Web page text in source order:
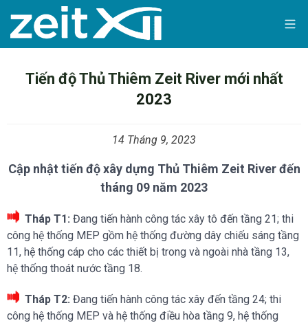
content
Tiến độ Thủ Thiêm Zeit River mới nhất
2023
14 Tháng 9, 2023
Cập nhật tiến độ xây dựng Thủ Thiêm Zeit River đến
tháng 09 năm 2023
Tháp T1: Đang tiến hành công tác xây tô đến tầng 21; thi
công hệ thống MEP gồm hệ thống đường dây chiếu sáng tầng
11, hệ thống cáp cho các thiết bị trong và ngoài nhà tầng 13,
hệ thống thoát nước tầng 18.
Tháp T2: Đang tiến hành công tác xây đến tầng 24; thi
công hệ thống MEP và hệ thống điều hòa tầng 9, hệ thống